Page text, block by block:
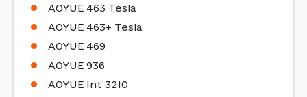
AOYUE 463 Tesla
AOYUE 463+ Tesla
AOYUE 469
AOYUE 936
AOYUE Int 3210